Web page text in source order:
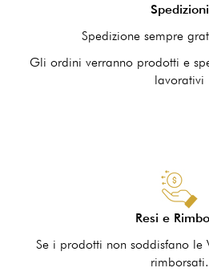
Spedizioni
Spedizione sempre
Gli ordini verranno prodotti e
lavorativi
Resi e
Se i prodotti non soddisfano le
rimborsati.